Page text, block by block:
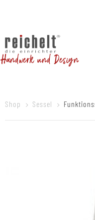
Handwerk und Design
Shop Sessel